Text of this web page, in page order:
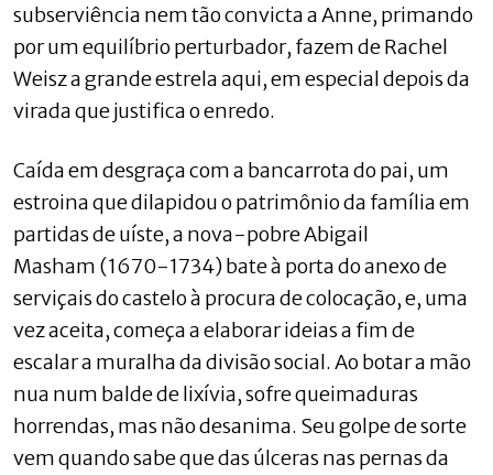
subserviência nem tão convicta a Anne, primando
por um equilíbrio perturbador, fazem de Rachel
Weisz a grande estrela aqui, em especial depois da
virada que justifica o enredo.
Caída em desgraça com a bancarrota do pai, um
estroina que dilapidou o patrimônio da família em
partidas de uíste, a nova-pobre Abigail
Masham (1670-1734) bate à porta do anexo de
serviçais do castelo à procura de colocação, e, uma
vez aceita, começa a elaborar ideias a fim de
escalar a muralha da divisão social. Ao botar a mão
nua num balde de lixívia, sofre queimaduras
horrendas, mas não desanima. Seu golpe de sorte
vem quando sabe que das úlceras nas pernas da